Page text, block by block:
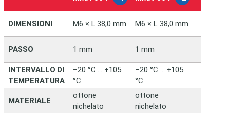
DIMENSIONI M6 × L 38,0 mm M6 × L 38,0 mm
PASSO 1 mm 1 mm
INTERVALLO DI
TEMPERATURA
–20 °C … +105
°C
–20 °C … +105
°C
MATERIALE
ottone
nichelato
ottone
nichelato